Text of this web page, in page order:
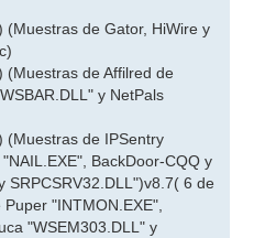
(Muestras de Gator, HiWire y
(Muestras de Affilred de
y NetPals
(Muestras de IPSentry
BackDoor-CQQ y
SRPCSRV32.DLL")v8.7( 6 de
"INTMON.EXE",
"WSEM303.DLL" y